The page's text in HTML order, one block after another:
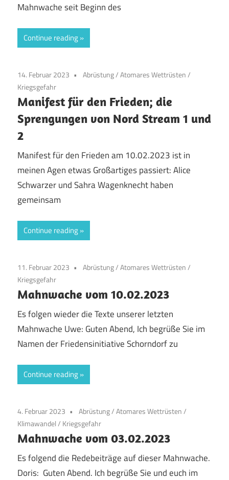
Mahnwache seit Beginn des
Continue reading
14. Februar 2023 Abrüstung/Atomares Wettrüsten/
Kriegsgefahr
Manifest für den Frieden; die
Sprengungen von Nord Stream 1 und
2
Manifest für den Frieden am 10.02.2023 ist in
meinen Agen etwas Großartiges passiert: Alice
Schwarzer und Sahra Wagenknecht haben
gemeinsam
Continue reading
11. Februar 2023 Abrüstung/Atomares Wettrüsten/
Kriegsgefahr
Mahnwache vom 10.02.2023
Es folgen wieder die Texte unserer letzten
Mahnwache Uwe: Guten Abend, Ich begrüße Sie im
Namen der Friedensinitiative Schorndorf zu
Continue reading
4. Februar 2023 Abrüstung/Atomares Wettrüsten/
Klimawandel/ Kriegsgefahr
Mahnwache vom 03.02.2023
Es folgend die Redebeiträge auf dieser Mahnwache.
Doris: Guten Abend. Ich begrüße Sie und euch im